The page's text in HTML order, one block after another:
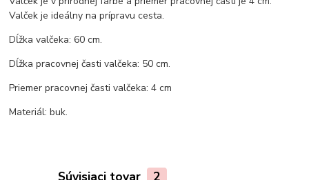
Valček je ideálny na prípravu cesta.
Dĺžka valčeka: 60 cm.
Dĺžka pracovnej časti valčeka: 50 cm.
Priemer pracovnej časti valčeka: 4 cm
Materiál: buk.
Súvisiaci tovar 2